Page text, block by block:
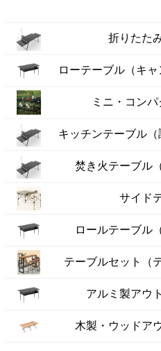
折りたた
ローテーブル（キャ
ミニ・コン
キッチンテーブル（
焚き火テーブル
サイド
ロールテーブル
テーブルセット（
アルミ製アウ
木製・ウッドア